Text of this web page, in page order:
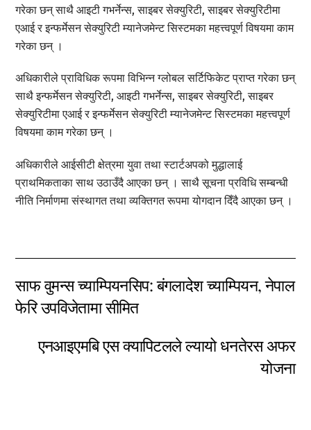
गरेका छन् साथै आइटी गभर्नेन्स, साइबर सेक्युरिटी, साइबर सेक्युरिटीमा
एआई र इन्फर्मेसन सेक्युरिटी म्यानेजमेन्ट सिस्टमका महत्त्वपूर्ण विषयमा काम
गरेका छन् ।
अधिकारीले प्राविधिक रूपमा विभिन्न ग्लोबल सर्टिफिकेट प्राप्त गरेका छन्
साथै इन्फर्मेसन सेक्युरिटी, आइटी गभर्नेन्स, साइबर सेक्युरिटी, साइबर
सेक्युरिटीमा एआई र इन्फर्मेसन सेक्युरिटी म्यानेजमेन्ट सिस्टमका महत्त्वपूर्ण
विषयमा काम गरेका छन् ।
अधिकारीले आईसीटी क्षेत्रमा युवा तथा स्टार्टअपको मुद्धालाई
प्राथमिकताका साथ उठाउँदै आएका छन् । साथै सूचना प्रविधि सम्बन्धी
नीति निर्माणमा संस्थागत तथा व्यक्तिगत रूपमा योगदान दिँदै आएका छन् ।
साफ वुमन्स च्याम्पियनसिप: बंगलादेश च्याम्पियन, नेपाल
फेरि उपविजेतामा सीमित
एनआइएमबि एस क्यापिटलले ल्यायो धनतेरस अफर
योजना